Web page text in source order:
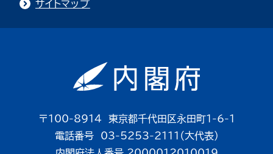
サイトマップ
〒100-8914 東京都千代田区永田町1-6-1
電話番号 03-5253-2111（大代表）